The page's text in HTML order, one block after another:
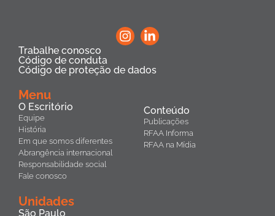
Trabalhe conosco
Código de conduta
Código de proteção de dados
Menu
O Escritório
Equipe
História
Em que somos diferentes
Abrangência internacional
Responsabilidade social
Fale conosco
Conteúdo
Publicações
RFAA Informa
RFAA na Mídia
Unidades
São Paulo